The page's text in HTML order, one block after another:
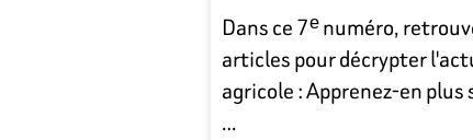
Dans ce 7ᵉ numéro,
articles pour décrypter
agricole : Apprenez-en plus
…